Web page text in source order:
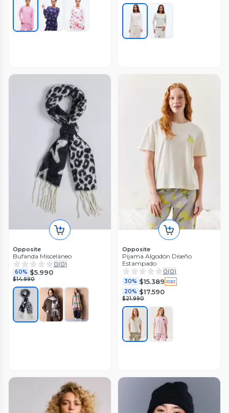
Opposite
Bufanda Misceláneo
0(0)
60% $5.990
$14.990
Opposite
Pijama Algodón Diseño
Estampado
0(0)
30% $15.389
20% $17.590
$21.990